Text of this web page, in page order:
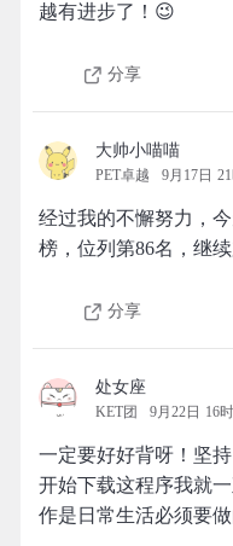
越有进步了！😉
分享
大帅小喵喵
PET卓越 9月17日
经过我的不懈努力，
榜，位列第86名，继
分享
处女座
KET团 9月22日 16
一定要好好背呀！坚
开始下载这程序我就
作是日常生活必须要